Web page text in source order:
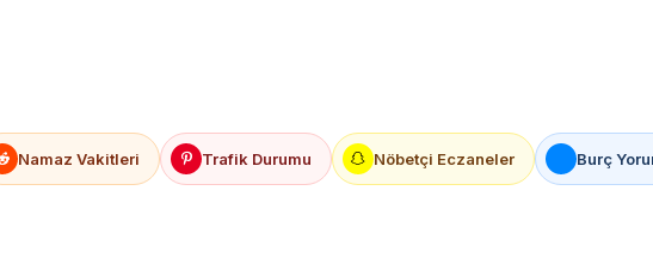
Namaz Vakitleri Trafik Durumu Nöbetçi Eczaneler Burç